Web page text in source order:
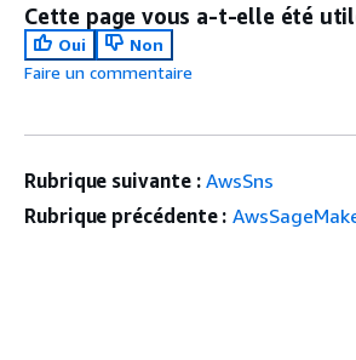
Cette page vous a-t-elle été
Oui
Non
Faire un commentaire
Rubrique suivante : AwsSns
Rubrique précédente :